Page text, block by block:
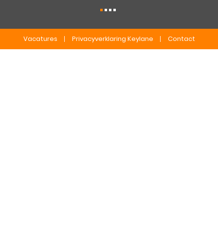
Vacatures Privacyverklaring Keylane Contact